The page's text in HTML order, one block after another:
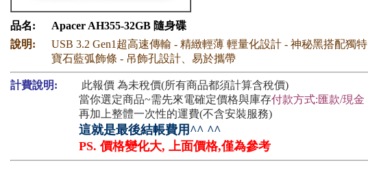
品名:
Apacer AH355-32GB 隨身碟
說明:
USB 3.2 Gen1超高速傳輸 - 精緻輕薄 輕量化設計 - 神秘黑搭配獨特
寶石藍弧飾條 - 吊飾孔設計、易於攜帶
計費說明:
此報價 為未稅價(所有商品都須計算含稅價)
當你選定商品~需先來電確定價格與庫存付款方式:匯款/現金
再加上整體一次性的運費(不含安裝服務)
這就是最後結帳費用^^ ^^
PS. 價格變化大, 上面價格,僅為參考